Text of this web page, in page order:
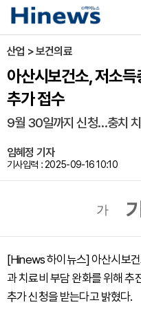
산업 > 보건의료
아산시보건소, 저소
추가 접수
9월 30일까지 신청…충치
임혜정 기자
기사입력 : 2025-09-16 10:10
가
[Hinews 하이뉴스] 아산시보
과 치료비 부담 완화를 위해 추
추가 신청을 받는다고 밝혔다.